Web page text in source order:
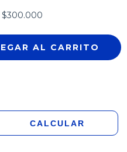
$300.000
CALCULAR